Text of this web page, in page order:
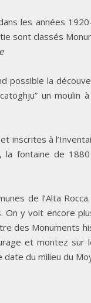
les années
sont classés
possible la
un moulin
inscrites à
fontaine de
de l’Alta
y voit encore
des Monuments
et montez sur
du milieu du